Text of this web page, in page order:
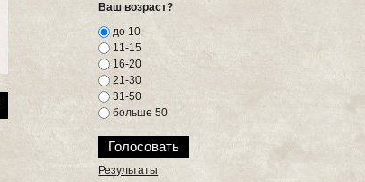
Ваш возраст?
до 10
11-15
16-20
21-30
31-50
больше 50
Результаты